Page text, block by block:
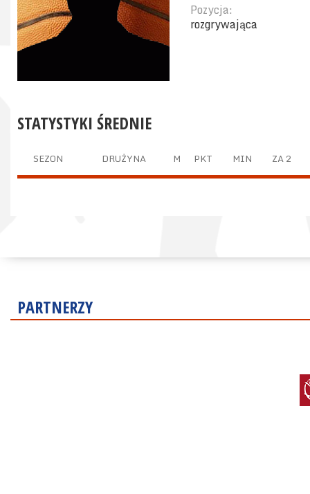
Pozycja:
rozgrywająca
STATYSTYKI ŚREDNIE
SEZON DRUŻYNA M PKT MIN ZA 2
PARTNERZY